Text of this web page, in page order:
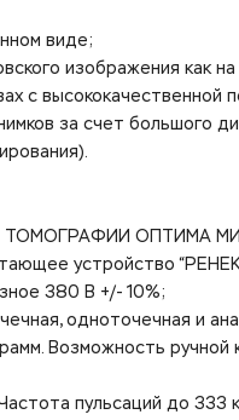
виде;
изображения как
с
за счет большого
ОПТИМА
устройство
380 В +/- 10%;
одноточечная и
Возможность ручной
пульсаций до 333